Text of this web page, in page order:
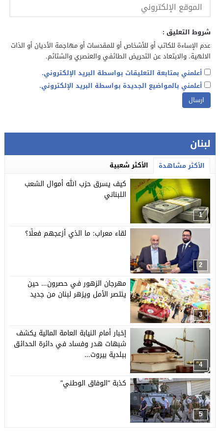
شروط التعليق :
عدم الإساءة للكاتب أو للأشخاص أو للمقدسات أو مهاجمة الأديان أو الذات
الالهية. والابتعاد عن التحريض الطائفي والعنصري والشتائم.
أعلمني بمتابعة التعليقات بواسطة البريد الإلكتروني.
أعلمني بالمواضيع الجديدة بواسطة البريد الإلكتروني.
لبنان
الأكثر مشاهدة الأكثر شعبية
1
كيف يسرق حزب الله أموال الشعب
اللبناني
2
لقاء معراب: ما الذي أزعجهم فعلًا؟
3
مهرجان الزهور في حصرون… حين
ينتصر الأمل ويزهر لبنان من جديد
4
إخبار أمام النيابة العامة المالية يكشف
شبهات هدر وفساد في دائرة الحدائق
ببلدية بيروت…
5
كذبة “الوفاق الوطني”